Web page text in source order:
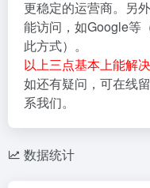
更稳定的运营商。另
能访问，如Google等
此方式）。
以上三点基本上能解
如还有疑问，可在线
系我们。
数据统计